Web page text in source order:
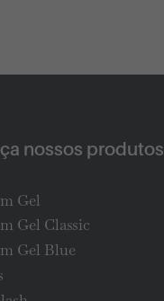
nossos produtos
Gel
Gel Classic
Gel Blue